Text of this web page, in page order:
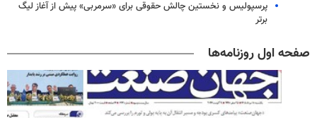
پرسپولیس و نخستین چالش حقوقی برای «سرمربی» پیش از آغاز لیگ
برتر
صفحه اول روزنامه‌ها